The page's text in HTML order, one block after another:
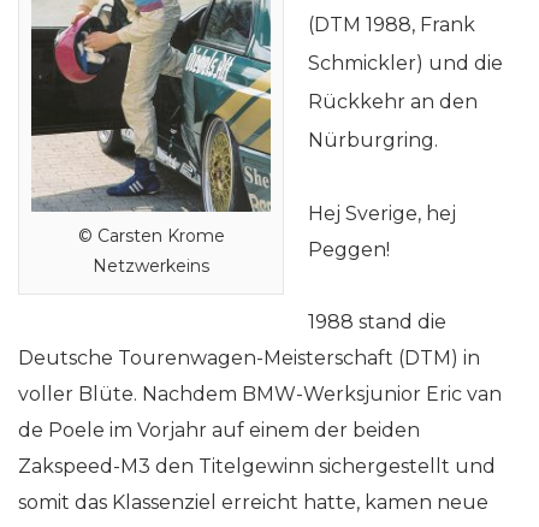
© Carsten Krome
Netzwerkeins
(DTM 1988, Frank
Schmickler) und die
Rückkehr an den
Nürburgring.
Hej Sverige, hej
Peggen!
1988 stand die
Deutsche Tourenwagen-Meisterschaft (DTM) in
voller Blüte. Nachdem BMW-Werksjunior Eric van
de Poele im Vorjahr auf einem der beiden
Zakspeed-M3 den Titelgewinn sichergestellt und
somit das Klassenziel erreicht hatte, kamen neue